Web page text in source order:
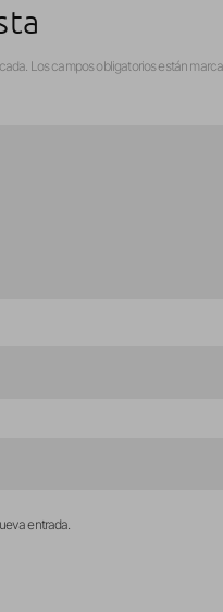
Los campos obligatorios están
entrada.